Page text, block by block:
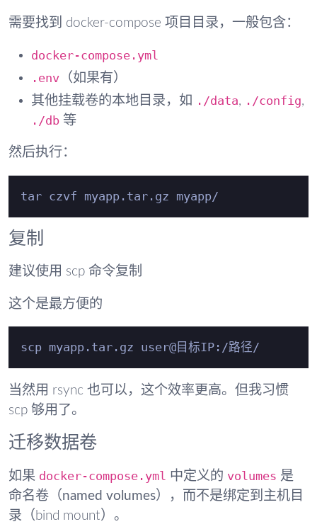
需要找到 docker-compose 项目目录，一般包含：
docker-compose.yml
.env （如果有）
其他挂载卷的本地目录，如 ./data, ./config,
./db 等
然后执行：
复制
建议使用 scp 命令复制
这个是最方便的
当然用 rsync 也可以，这个效率更高。但我习惯
scp 够用了。
迁移数据卷
如果 docker-compose.yml 中定义的 volumes 是
命名卷（named volumes）
，而不是绑定到主机目
录（bind mount）。